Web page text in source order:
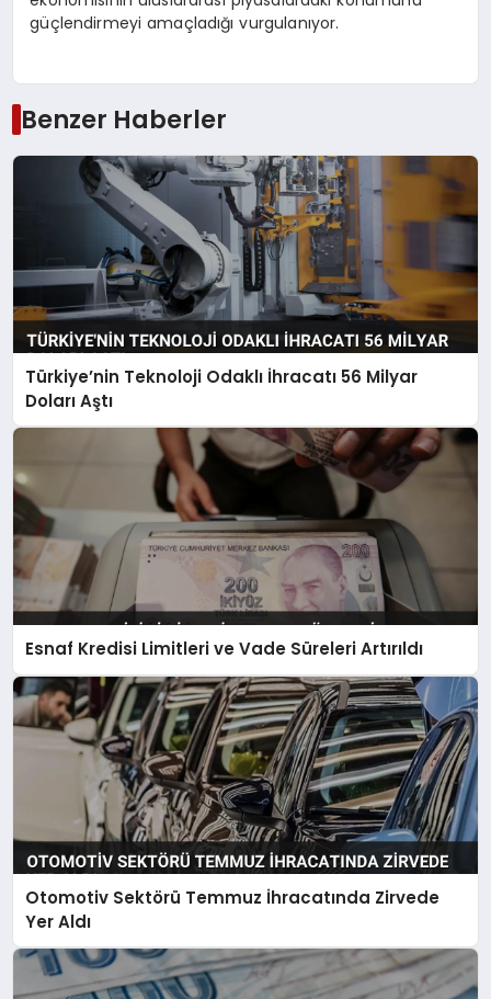
güçlendirmeyi amaçladığı vurgulanıyor.
Benzer Haberler
Türkiye’nin Teknoloji Odaklı İhracatı 56 Milyar
Doları Aştı
Esnaf Kredisi Limitleri ve Vade Süreleri Artırıldı
Otomotiv Sektörü Temmuz İhracatında Zirvede
Yer Aldı